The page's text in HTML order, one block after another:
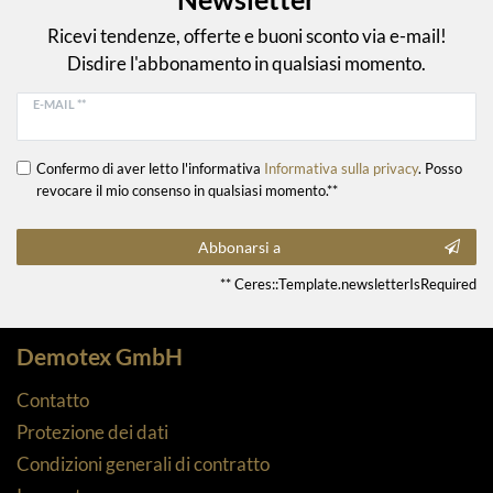
Ricevi tendenze, offerte e buoni sconto via e-mail!
Disdire l'abbonamento in qualsiasi momento.
E-MAIL **
Confermo di aver letto l'informativa Informativa sulla privacy. Posso
revocare il mio consenso in qualsiasi momento.**
Abbonarsi a
** Ceres::Template.newsletterIsRequired
Demotex GmbH
Contatto
Protezione dei dati
Condizioni generali di contratto